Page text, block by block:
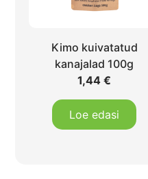
Kimo kuivatatud
kanajalad 100g
1,44€
Loe edasi